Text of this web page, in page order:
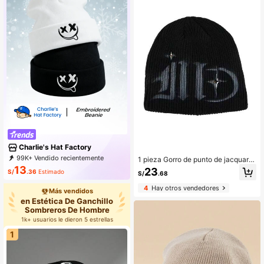
Charlie's Hat Factory
99K+ Vendido recientemente
26K+ Recompra
S/13.36 Estimado
Más vendidos
en Estética De Ganchillo
Sombreros De Hombre
1k+ usuarios le dieron 5 estrellas
1
1 pieza Gorro de punto de jacquard
de moda para mujer estilo Y2K, cáli
do y adecuado para atuendos casu
ales de otoño/invierno
S/23.68
4Hay otros vendedores